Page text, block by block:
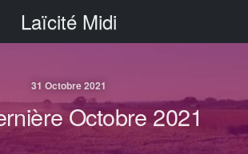
Laïcité Midi
31 Octobre 2021
Octobre 2021